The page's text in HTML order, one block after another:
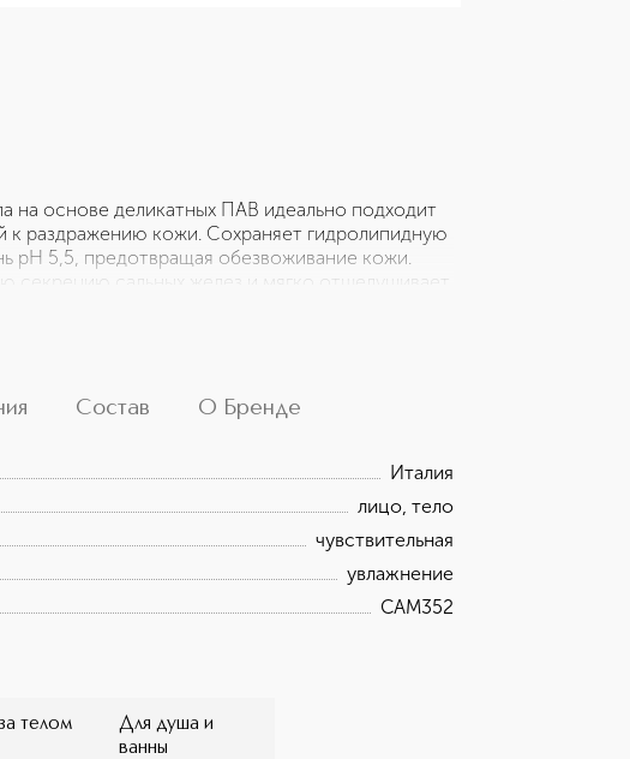
на основе деликатных ПАВ идеально подходит
к раздражению кожи. Сохраняет гидролипидную
pH 5,5, предотвращая обезвоживание кожи.
сальных желез и мягко отшелушивает
Подходит для взрослых и
Состав О Бренде
Италия
лицо, тело
чувствительная
увлажнение
CAM352
телом
Для душа и
ванны